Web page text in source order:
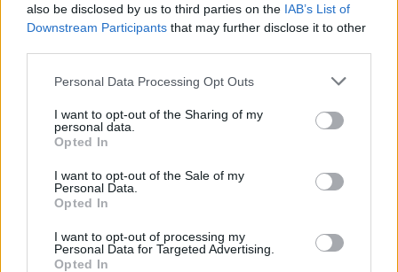
also be disclosed by us to third parties on the IAB’s List of
Downstream Participants that may further disclose it to other
Personal Data Processing Opt Outs
I want to opt-out of the Sharing of my
personal data.
Opted In
I want to opt-out of the Sale of my
Personal Data.
Opted In
I want to opt-out of processing my
Personal Data for Targeted Advertising.
Opted In
Δημοφιλή αυτή την εβδομάδα